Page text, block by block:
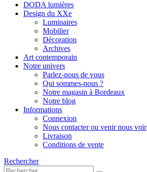
DODA lumières
Design du XXe
Luminaires
Mobilier
Décoration
Archives
Art contemporain
Notre univers
Parlez-nous de vous
Qui sommes-nous ?
Notre magasin à Bordeaux
Notre blog
Informations
Connexion
Nous contacter ou venir nous voir
Livraison
Conditions de vente
Rechercher